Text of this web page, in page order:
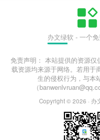
办文绿软 - 一个
免责声明： 本站提供的资源
载资源均来源于网络。若用于
生的侵权行为，与本
（
Copyright © 2026 · 办